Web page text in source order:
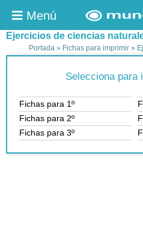
Menú
Ejercicios de ciencias
Portada » Fichas para imprimir »
Selecciona para
Fichas para 1º
Fichas para 2º
Fichas para 3º